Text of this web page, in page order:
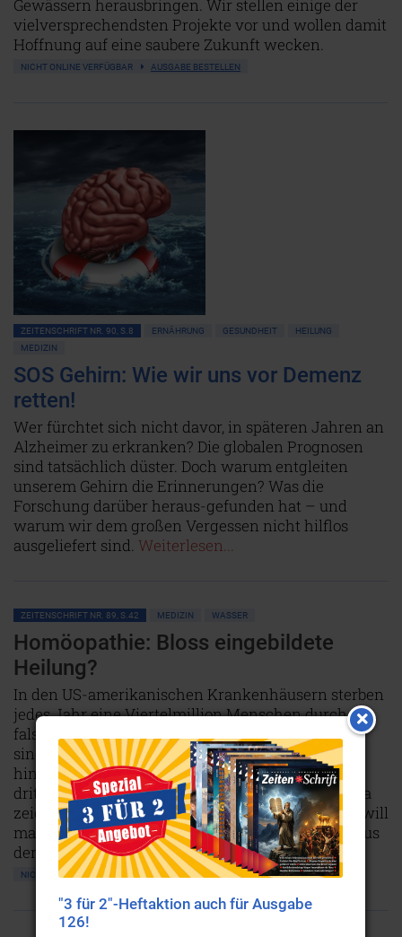
Gewässern herausbringen. Wir stellen einige der
vielversprechendsten Projekte vor und wollen damit
Hoffnung auf eine saubere Zukunft wecken.
NICHT ONLINE VERFÜGBAR AUSGABE BESTELLEN
ZEITENSCHRIFT NR. 90, S.8 ERNÄHRUNG GESUNDHEIT
HEILUNG
MEDIZIN
SOS Gehirn: Wie wir uns vor Demenz
retten!
Wer fürchtet sich nicht davor, in späteren Jahren an
Alzheimer zu erkranken? Die globalen Prognosen
sind tatsächlich düster. Doch warum entgleiten
unserem Gehirn die Erinnerungen? Was die
Forschung darüber heraus-gefunden hat – und
warum wir dem großen Vergessen nicht hilflos
ausgeliefert sind. Weiterlesen...
ZEITENSCHRIFT NR. 89, S.42 MEDIZIN WASSER
Homöopathie: Bloss eingebildete
Heilung?
In den US-amerikanischen Krankenhäusern sterben
jedes Jahr eine Viertelmillion Menschen durch
falsche medizinische Behandlungen. Kunstfehler
sind im Lande der unbegrenzten Möglichkeiten
hinter Herzkrankheiten und Krebs zur
dritthäufigsten Todesursache geworden. In Europa
zeichnen sich ähnliche Tendenzen ab. Trotzdem will
man sanfte Heilmethoden wie die Homöopathie aus
dem Markt verdrängen.
NICHT ONLINE VERFÜGBAR AUSGABE BESTELLEN
"3 für 2"-Heftaktion auch für Ausgabe
126!